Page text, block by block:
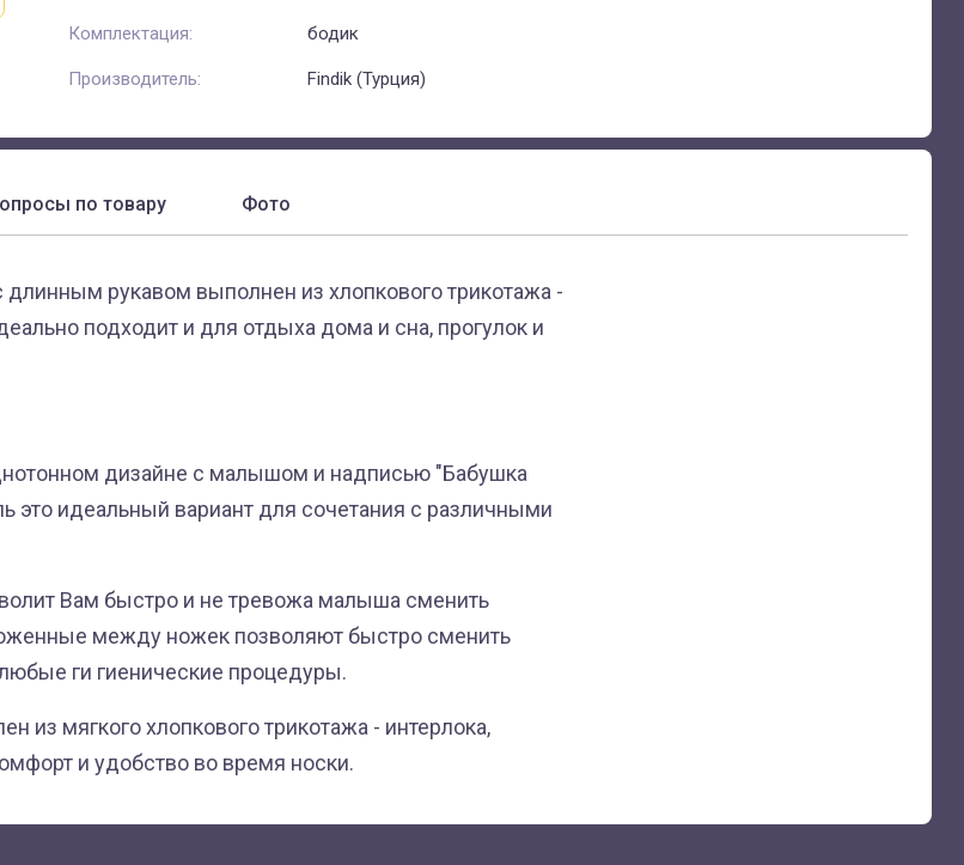
Комплектация: бодик
Производитель: Findik (Турция)
по товару Фото
длинным рукавом выполнен из хлопкового трикотажа -
подходит и для отдыха дома и сна, прогулок и
дизайне с малышом и надписью "Бабушка
это идеальный вариант для сочетания с различными
Вам быстро и не тревожа малыша сменить
между ножек позволяют быстро сменить
ги гиенические процедуры.
из мягкого хлопкового трикотажа - интерлока,
и удобство во время носки.